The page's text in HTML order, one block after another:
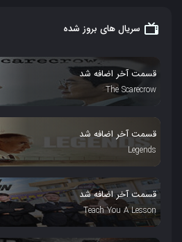
سریال های بروز شده
قسمت آخر اضافه شد
The Scarecrow
قسمت آخر اضافه شد
Legends
قسمت آخر اضافه شد
Teach You A Lesson